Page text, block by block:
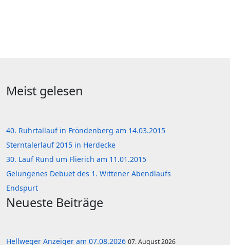
Meist gelesen
40. Ruhrtallauf in Fröndenberg am 14.03.2015
Sterntalerlauf 2015 in Herdecke
30. Lauf Rund um Flierich am 11.01.2015
Gelungenes Debuet des 1. Wittener Abendlaufs
Endspurt
Neueste Beiträge
Hellweger Anzeiger am 07.08.2026 07. August 2026